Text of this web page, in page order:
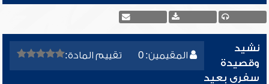
المقيمين: 0 تقييم المادة:
نشيد
وقصيدة
سفرى بعيد